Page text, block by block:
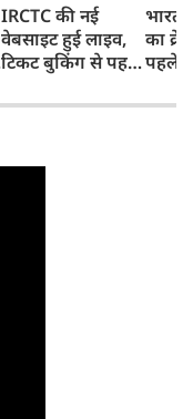
IRCTC की नई
वेबसाइट हुई लाइव,
टिकट बुकिंग से पहले
काम, जानें पूरा
भारत
का
पहले
और